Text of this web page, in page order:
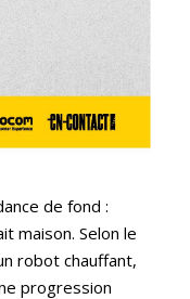
de fond :
maison. Selon le
robot chauffant,
progression